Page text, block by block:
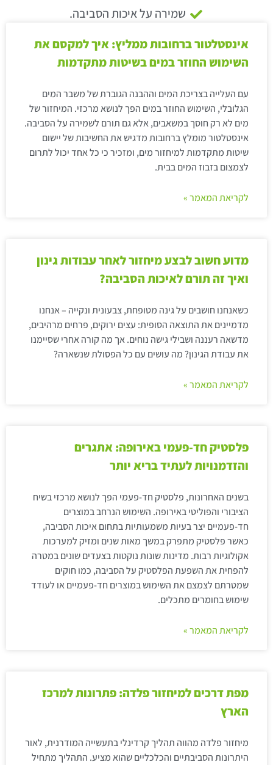
שמירה על איכות הסביבה.
אינסטלטור ברחובות ממליץ: איך למקסם את
השימוש החוזר במים בשיטות מתקדמות
עם העלייה בצריכת המים וההבנה הגוברת של משבר המים
הגלובלי, השימוש החוזר במים הפך לנושא מרכזי. המיחזור של
מים לא רק חוסך במשאבים, אלא גם תורם לשמירה על הסביבה.
אינסטלטור מומלץ ברחובות מדגיש את החשיבות של יישום
שיטות מתקדמות למיחזור מים, ומזכיר כי כל אחד יכול לתרום
לצמצום בזבוז המים בבית.
לקריאת המאמר »
מדוע חשוב לבצע מיחזור לאחר עבודות גינון
ואיך זה תורם לאיכות הסביבה?
כשאנחנו חושבים על גינה מטופחת, צבעונית ונקייה – אנחנו
מדמיינים את התוצאה הסופית: עצים ירוקים, פרחים מרהיבים,
מדשאה רעננה ושבילי גישה נוחים. אך מה קורה אחרי שסיימנו
את עבודת הגינון? מה עושים עם כל הפסולת שנשארה?
לקריאת המאמר »
פלסטיק חד-פעמי באירופה: אתגרים
והזדמנויות לעתיד בריא יותר
בשנים האחרונות, פלסטיק חד-פעמי הפך לנושא מרכזי בשיח
הציבורי והפוליטי באירופה. השימוש הנרחב במוצרים
חד-פעמיים יצר בעיות משמעותיות בתחום איכות הסביבה,
כאשר פלסטיק מתפרק במשך מאות שנים ומזיק למערכות
אקולוגיות רבות. מדינות שונות נוקטות בצעדים שונים במטרה
להפחית את השפעת הפלסטיק על הסביבה, כמו חוקים
שמטרתם לצמצם את השימוש במוצרים חד-פעמיים או לעודד
שימוש בחומרים מתכלים.
לקריאת המאמר »
מפת דרכים למיחזור פלדה: פתרונות למרכז
הארץ
מיחזור פלדה מהווה תהליך קרדינלי בתעשייה המודרנית, לאור
היתרונות הסביבתיים והכלכליים שהוא מציע. התהליך מתחיל